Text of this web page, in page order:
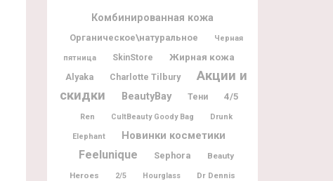
Комбинированная кожа
Органическое\натуральное Черная
пятница SkinStore Жирная кожа
Alyaka Charlotte Tilbury
Акции и
скидки
BeautyBay Тени 4/5
Ren CultBeauty Goody Bag Drunk
Elephant Новинки косметики
Feelunique Sephora
Beauty
Heroes
2/5 Hourglass
Dr Dennis